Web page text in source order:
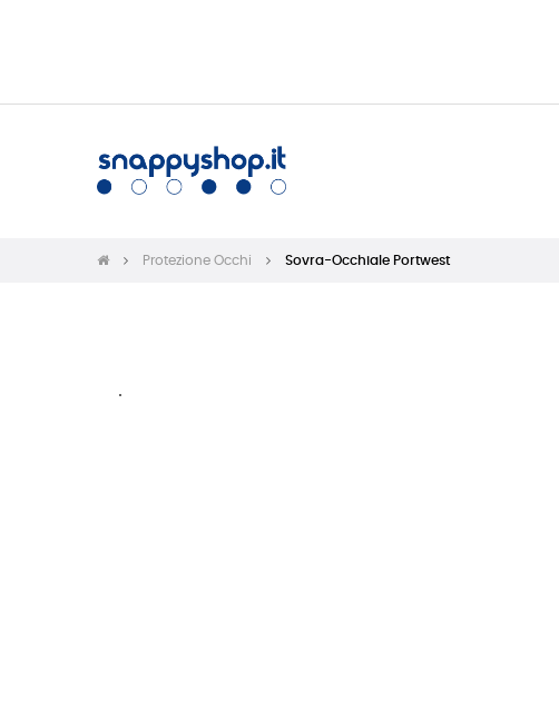
Protezione Occhi Sovra-Occhiale Portwest